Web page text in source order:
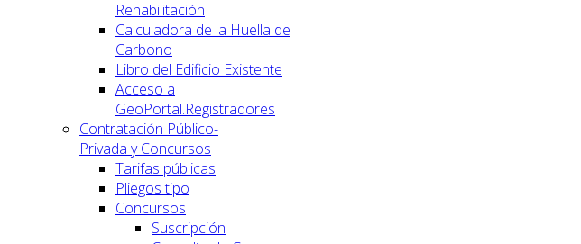
Rehabilitación
Calculadora de la Huella de
Carbono
Libro del Edificio Existente
Acceso a
GeoPortal.Registradores
Contratación Público-
Privada y Concursos
Tarifas públicas
Pliegos tipo
Concursos
Suscripción